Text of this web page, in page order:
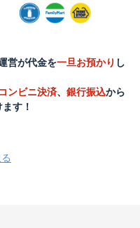
営が代金を一旦お預かり し
コンビニ決済、 銀行振込から
す！